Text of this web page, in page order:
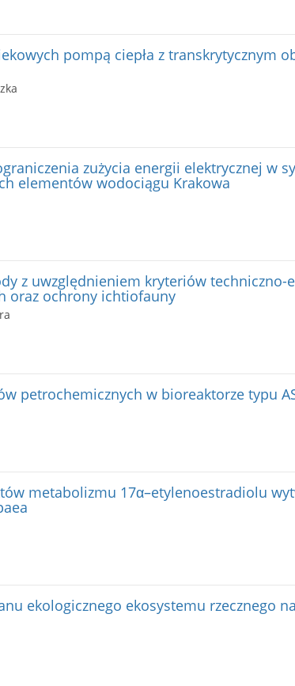
pompą ciepła z transkrytycznym
zużycia energii elektrycznej w
elementów wodociągu Krakowa
z uwzględnieniem kryteriów techniczno-
oraz ochrony ichtiofauny
petrochemicznych w bioreaktorze typu
metabolizmu 17α–etylenoestradiolu
ekologicznego ekosystemu rzecznego